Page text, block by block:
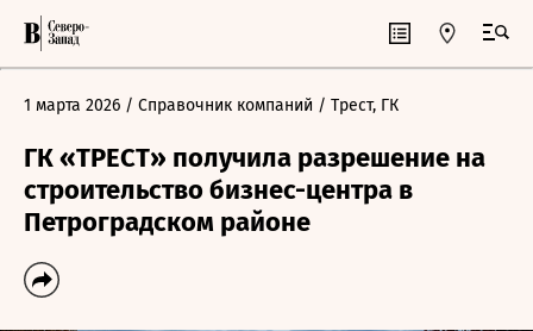
1 марта 2026 / Справочник компаний / Трест, ГК
ГК «ТРЕСТ» получила разрешение на
строительство бизнес-центра в
Петроградском районе